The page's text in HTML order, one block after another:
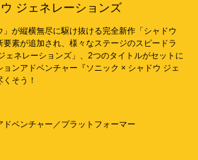
ジェネレーションズ
が縦横無尽に駆け抜ける完全新作「シャドウ
素が追加され、様々なステージのスピードラ
ェネレーションズ」、2つのタイトルがセットに
ンアドベンチャー『ソニック × シャドウ ジェ
そう！
ドベンチャー／プラットフォーマー